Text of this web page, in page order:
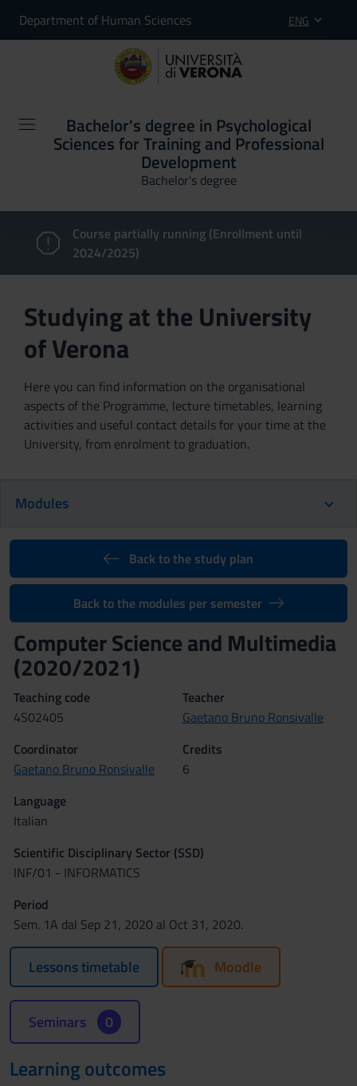
Department of Human Sciences ENG
Bachelor's degree in Psychological
Sciences for Training and Professional
Development
Bachelor's degree
Course partially running (Enrollment until
2024/2025)
Studying at the University
of Verona
Here you can find information on the organisational
aspects of the Programme, lecture timetables, learning
activities and useful contact details for your time at the
University, from enrolment to graduation.
Modules
Back to the study plan
Back to the modules per semester
Computer Science and Multimedia
(2020/2021)
Teaching code
4S02405
Teacher
Gaetano Bruno Ronsivalle
Coordinator
Gaetano Bruno Ronsivalle
Credits
6
Language
Italian
Scientific Disciplinary Sector (SSD)
INF/01 - INFORMATICS
Period
Sem. 1A dal Sep 21, 2020 al Oct 31, 2020.
Lessons timetable Moodle
Seminars 0
Learning outcomes